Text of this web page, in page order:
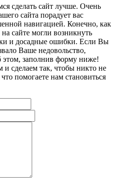
сделать сайт лучше. Очень
сайта порадует вас
навигацией. Конечно, как
сайте могли возникнуть
и досадные ошибки. Если Вы
Ваше недовольство,
заполнив форму ниже!
и сделаем так, чтобы никто не
помогаете нам становиться